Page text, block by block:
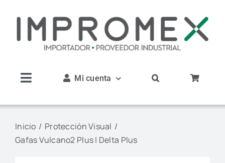
Toggle
Nosotros
Mi cuenta
Inicio
Protección Visual
Gafas Vulcano2 Plus | Delta Plus